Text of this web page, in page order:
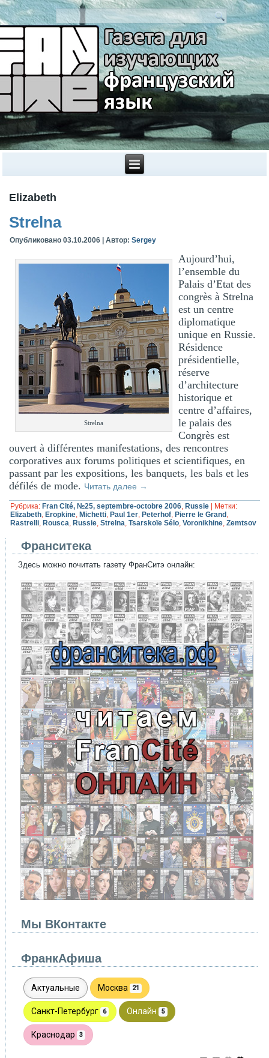
Elizabeth
Strelna
Опубликовано 03.10.2006 |Автор: Sergey
Strelna
Aujourd’hui,
l’ensemble du
Palais d’Etat des
congrès à Strelna
est un centre
diplomatique
unique en Russie.
Résidence
présidentielle,
réserve
d’architecture
historique et
centre d’affaires,
le palais des
Congrès est
ouvert à différentes manifestations, des rencontres
corporatives aux forums politiques et scientifiques, en
passant par les expositions, les banquets, les bals et les
défilés de mode. Читать далее →
Рубрика: Fran Cité, №25, septembre-octobre 2006, Russie
Метки:
Elizabeth, Eropkine, Michetti, Paul 1er, Peterhof, Pierre le Grand ,
Rastrelli, Rousca, Russie,Strelna,Tsarskoïe Sélo,Voronikhine,Zemtsov
Франситека
Здесь можно почитать газету ФранСитэ онлайн:
Мы ВКонтакте
ФранкАфиша